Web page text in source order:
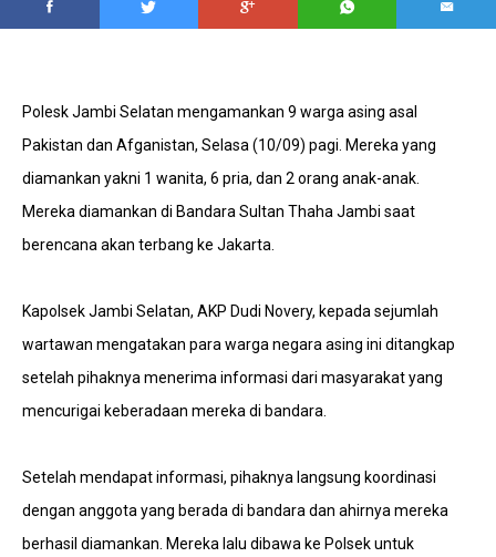
Polesk Jambi Selatan mengamankan 9 warga asing asal
Pakistan dan Afganistan, Selasa (10/09) pagi. Mereka yang
diamankan yakni 1 wanita, 6 pria, dan 2 orang anak-anak.
Mereka diamankan di Bandara Sultan Thaha Jambi saat
berencana akan terbang ke Jakarta.
Kapolsek Jambi Selatan, AKP Dudi Novery, kepada sejumlah
wartawan mengatakan para warga negara asing ini ditangkap
setelah pihaknya menerima informasi dari masyarakat yang
mencurigai keberadaan mereka di bandara.
Setelah mendapat informasi, pihaknya langsung koordinasi
dengan anggota yang berada di bandara dan ahirnya mereka
berhasil diamankan. Mereka lalu dibawa ke Polsek untuk